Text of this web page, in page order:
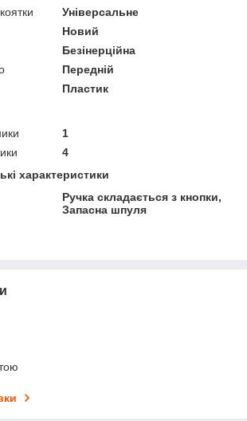
Універсальне
Новий
Безінерційна
Передній
Пластик
1
4
характеристики
Ручка складається з кнопки,
Запасна шпуля